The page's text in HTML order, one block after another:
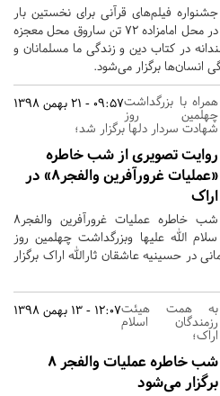
جشنواره فیلم‌های قرآنی برای نخستین بار
در محل امامزاده 72 تن ساروق محل معجزه
در کتاب دین و زندگی ما مسلمانان و
انسان‌ها برگزار می‌شود.
09:57 - 21 بهمن 1398همراه با بزرگداشت
چهلمین روز
شهادت سردار دلها برگزار شد؛
روایت تصویری از شب خاطره
«عملیات غرورآفرین والفجر۸» در
اراک
شب خاطره عملیات غرورآفرین والفجر۸
الله علیها وبزرگداشت چهلمین روز
در حسینیه عاشقان ثارالله اراک برگزار
12:07 - 13 بهمن 1398به همت هیئت
رزمندگان اسلام
اراک؛
شب خاطره عملیات والفجر ۸
برگزار می‌شود